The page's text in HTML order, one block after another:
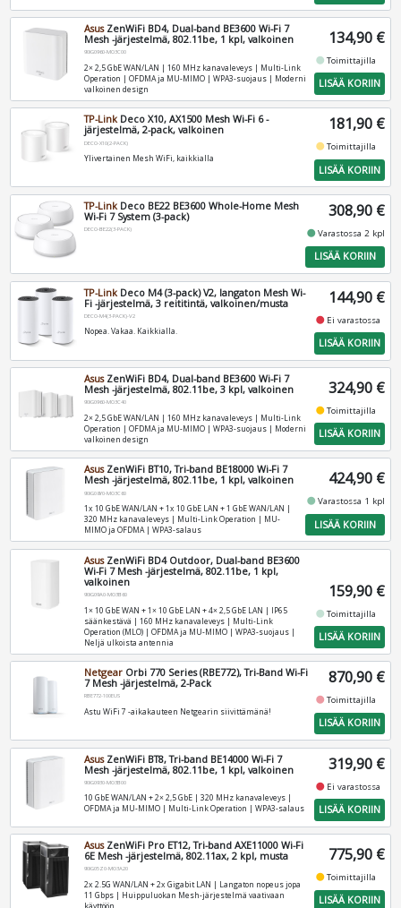
AsusZenWiFi BD4, Dual-band BE3600 Wi-Fi 7
Mesh -järjestelmä, 802.11be, 1 kpl, valkoinen
90IG0960-MO3C00
2× 2,5 GbE WAN/LAN | 160 MHz kanavaleveys | Multi-Link
Operation | OFDMA ja MU-MIMO | WPA3-suojaus | Moderni
valkoinen design
134,90 €
fiber_manual_recordToimittajilla
LISÄÄ KORIIN
TP-LinkDeco X10, AX1500 Mesh Wi-Fi 6 -
järjestelmä, 2-pack, valkoinen
DECO-X10(2-PACK)
Ylivertainen Mesh WiFi, kaikkialla
181,90 €
fiber_manual_recordToimittajilla
LISÄÄ KORIIN
TP-LinkDeco BE22 BE3600 Whole-Home Mesh
Wi-Fi 7 System (3-pack)
DECO-BE22(3-PACK)
308,90 €
fiber_manual_recordVarastossa 2 kpl
LISÄÄ KORIIN
TP-Link Deco M4 (3-pack) V2, langaton Mesh Wi-
Fi -järjestelmä, 3 reititintä, valkoinen/musta
DECO-M4(3-PACK)-V2
Nopea. Vakaa. Kaikkialla.
144,90 €
fiber_manual_record Ei varastossa
LISÄÄ KORIIN
AsusZenWiFi BD4, Dual-band BE3600 Wi-Fi 7
Mesh -järjestelmä, 802.11be, 3 kpl, valkoinen
90IG0960-MO3C40
2× 2,5 GbE WAN/LAN | 160 MHz kanavaleveys | Multi-Link
Operation | OFDMA ja MU-MIMO | WPA3-suojaus | Moderni
valkoinen design
324,90 €
fiber_manual_recordToimittajilla
LISÄÄ KORIIN
AsusZenWiFi BT10, Tri-band BE18000 Wi-Fi 7
Mesh -järjestelmä, 802.11be, 1 kpl, valkoinen
90IG08Y0-MO3C60
1x 10 GbE WAN/LAN + 1x 10 GbE LAN + 1 GbE WAN/LAN |
320 MHz kanavaleveys | Multi-Link Operation | MU-
MIMO ja OFDMA | WPA3-salaus
424,90 €
fiber_manual_recordVarastossa 1 kpl
LISÄÄ KORIIN
AsusZenWiFi BD4 Outdoor, Dual-band BE3600
Wi-Fi 7 Mesh -järjestelmä, 802.11be, 1 kpl,
valkoinen
90IG09A0-MO3B60
1× 10 GbE WAN + 1× 10 GbE LAN + 4× 2,5 GbE LAN | IP65
säänkestävä | 160 MHz kanavaleveys | Multi-Link
Operation (MLO) | OFDMA ja MU-MIMO | WPA3-suojaus |
Neljä ulkoista antennia
159,90 €
fiber_manual_recordToimittajilla
LISÄÄ KORIIN
Netgear Orbi 770 Series (RBE772), Tri-Band Wi-Fi
7 Mesh -järjestelmä, 2-Pack
RBE772-100EUS
Astu WiFi 7 -aikakauteen Netgearin siivittämänä!
870,90 €
fiber_manual_recordToimittajilla
LISÄÄ KORIIN
AsusZenWiFi BT8, Tri-band BE14000 Wi-Fi 7
Mesh -järjestelmä, 802.11be, 1 kpl, valkoinen
90IG0930-MO3B00
10 GbE WAN/LAN + 2× 2,5 GbE | 320 MHz kanavaleveys |
OFDMA ja MU-MIMO | Multi-Link Operation | WPA3-salaus
319,90 €
fiber_manual_record Ei varastossa
LISÄÄ KORIIN
AsusZenWiFi Pro ET12, Tri-band AXE11000 Wi-Fi
6E Mesh -järjestelmä, 802.11ax, 2 kpl, musta
90IG05Z0-MO3A20
2x 2.5G WAN/LAN + 2x Gigabit LAN | Langaton nopeus jopa
11 Gbps | Huippuluokan Mesh-järjestelmä vaativaan
775,90 €
fiber_manual_recordToimittajilla
LISÄÄ KORIIN